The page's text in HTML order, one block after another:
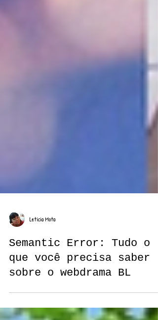
Letícia Mota
Semantic Error: Tudo o
sobre o webdrama BL